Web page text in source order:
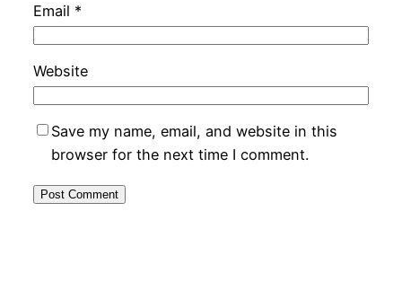
Email *
Website
Save my name, email, and website in this
browser for the next time I comment.